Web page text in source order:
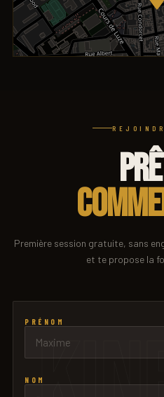
Première session gratuite, sans
et te propose la
PRÉNOM
NOM